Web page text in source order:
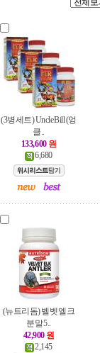
(3병세트) Uncle Bill (엉
클..
133,600 원
6,680
(뉴트리돔) 벨벳 엘크
분말 5..
42,900 원
2,145